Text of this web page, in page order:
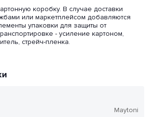
коробку. В случае доставки
или маркетплейсом добавляются
упаковки для защиты от
- усиление картоном,
стрейч-пленка.
Maytoni